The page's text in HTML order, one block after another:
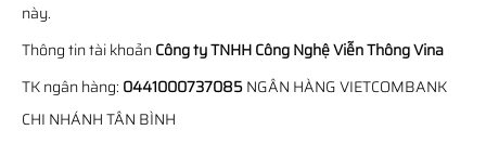
này.
Thông tin tài khoảnCông ty TNHH Công Nghệ Viễn Thông Vina
TK ngân hàng: 0441000737085NGÂN HÀNG VIETCOMBANK
CHI NHÁNH TÂN BÌNH